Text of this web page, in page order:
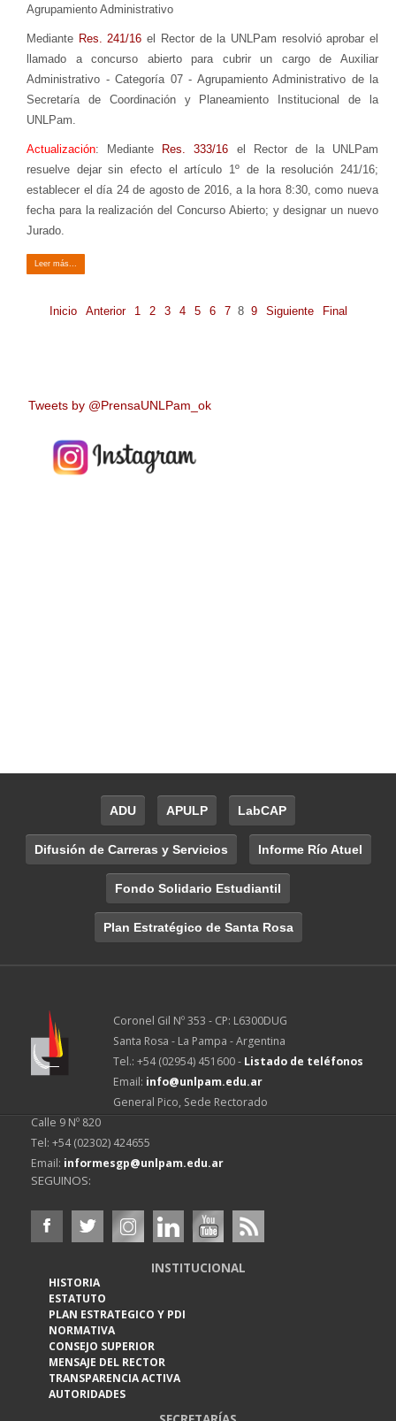
Agrupamiento Administrativo
Mediante Res. 241/16 el Rector de la UNLPam resolvió aprobar el
llamado a concurso abierto para cubrir un cargo de Auxiliar
Administrativo - Categoría 07 - Agrupamiento Administrativo de la
Secretaría de Coordinación y Planeamiento Institucional de la
UNLPam.
Actualización: Mediante Res. 333/16 el Rector de la UNLPam
resuelve dejar sin efecto el artículo 1º de la resolución 241/16;
establecer el día 24 de agosto de 2016, a la hora 8:30, como nueva
fecha para la realización del Concurso Abierto; y designar un nuevo
Jurado.
Leer más...
Inicio Anterior 1 2 3 4 5 6 7 8 9 Siguiente Final
Tweets by @PrensaUNLPam_ok
ADU APULP LabCAP
Difusión de Carreras y Servicios Informe Río Atuel
Fondo Solidario Estudiantil
Plan Estratégico de Santa Rosa
Coronel Gil Nº 353 - CP: L6300DUG
Santa Rosa - La Pampa - Argentina
Tel.: +54 (02954) 451600 - Listado de teléfonos
Email: info@unlpam.edu.ar
General Pico, Sede Rectorado
Calle 9 Nº 820
Tel: +54 (02302) 424655
Email: informesgp@unlpam.edu.ar
SEGUINOS:
INSTITUCIONAL
HISTORIA
ESTATUTO
PLAN ESTRATEGICO Y PDI
NORMATIVA
CONSEJO SUPERIOR
MENSAJE DEL RECTOR
TRANSPARENCIA ACTIVA
AUTORIDADES